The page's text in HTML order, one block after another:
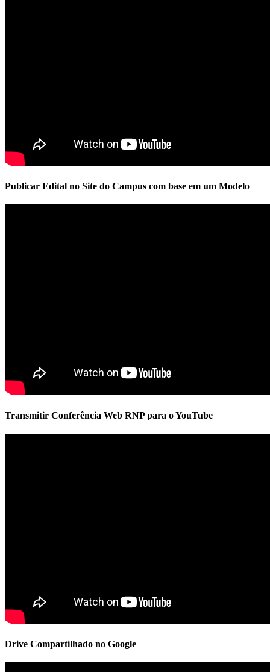
Publicar Edital no Site do Campus com base em um Modelo
Transmitir Conferência Web RNP para o YouTube
Drive Compartilhado no Google